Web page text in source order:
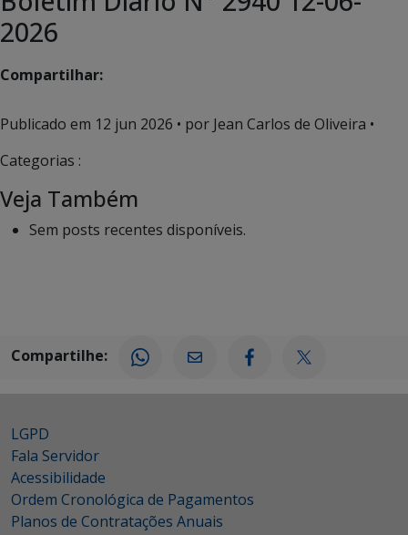
2026
Compartilhar:
Publicado em 12 jun 2026 • por Jean Carlos de Oliveira •
Categorias :
Veja Também
Sem posts recentes disponíveis.
Compartilhe:
LGPD
Fala Servidor
Acessibilidade
Ordem Cronológica de Pagamentos
Planos de Contratações Anuais